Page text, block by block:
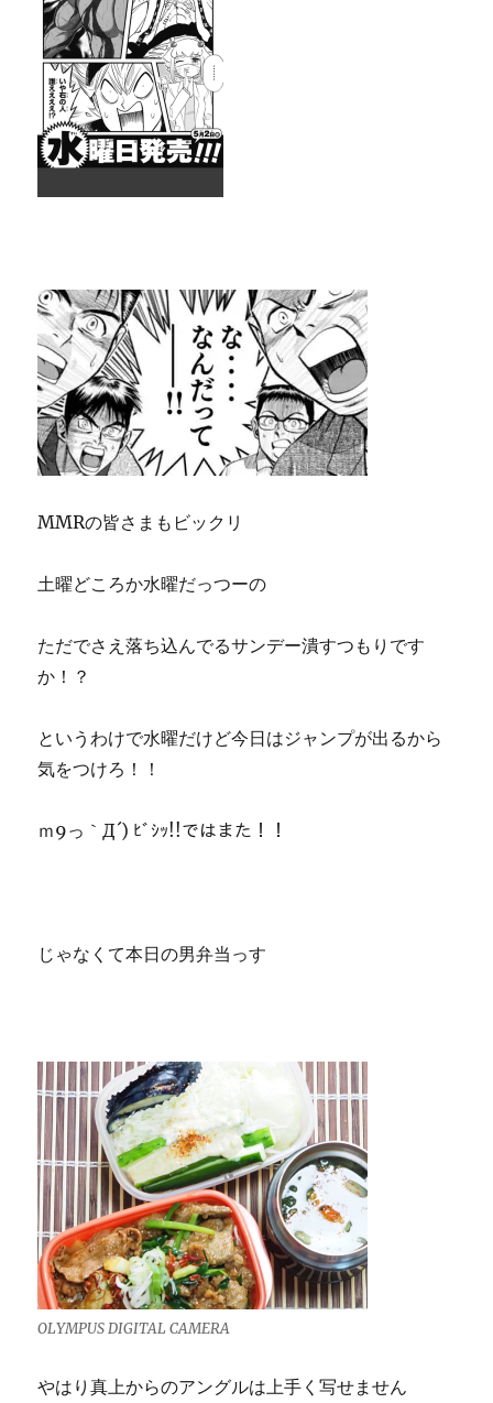
MMRの皆さまもビックリ
土曜どころか水曜だっつーの
ただでさえ落ち込んでるサンデー潰すつもりです
か！？
というわけで水曜だけど今日はジャンプが出るから
気をつけろ！！
ｍ9っ｀Д´) ﾋﾞｼｯ!!ではまた！！
じゃなくて本日の男弁当っす
OLYMPUS DIGITAL CAMERA
やはり真上からのアングルは上手く写せません